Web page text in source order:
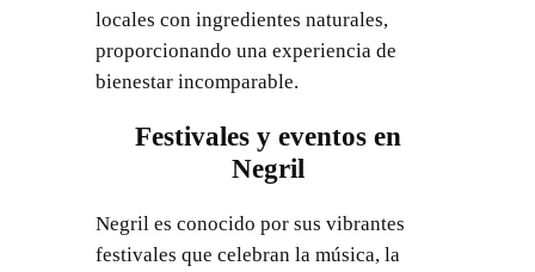
locales con ingredientes naturales,
proporcionando una experiencia de
bienestar incomparable.
Festivales y eventos en
Negril
Negril es conocido por sus vibrantes
festivales que celebran la música, la